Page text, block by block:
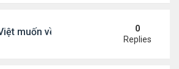
muốn về VN nhưng số phận an bài
0
Replies